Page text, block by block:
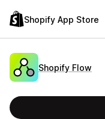
Shopify App Store
Shopify Flow